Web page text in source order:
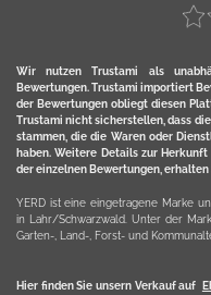
Wir nutzen Trustami als
Bewertungen. Trustami importiert
der Bewertungen obliegt diesen
Trustami nicht sicherstellen, dass
stammen, die die Waren oder
haben. Weitere Details zur
der einzelnen Bewertungen,
YERD ist eine eingetragene Marke
in Lahr/Schwarzwald. Unter der
Garten-, Land-, Forst- und
Hier finden Sie unsern Verkauf auf